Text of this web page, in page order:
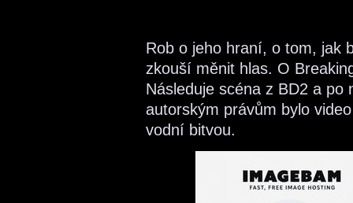
Rob o jeho hraní, o tom, jak
zkouší měnit hlas. O
Následuje scéna z BD2 a
autorským právům bylo
vodní bitvou.